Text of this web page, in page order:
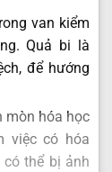
van kiểm
Quả bi là
để hướng
mòn hóa học
việc có hóa
thể bị ảnh